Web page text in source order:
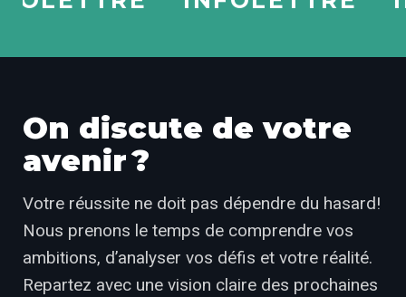
On discute de votre
avenir ?
Votre réussite ne doit pas dépendre du hasard!
Nous prenons le temps de comprendre vos
ambitions, d’analyser vos défis et votre réalité.
Repartez avec une vision claire des prochaines